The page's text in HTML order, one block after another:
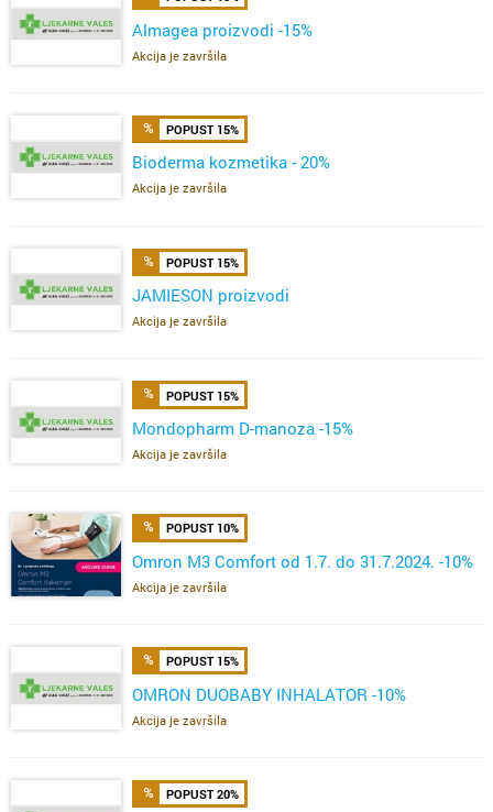
Almagea proizvodi -15%
Akcija je završila
POPUST 15%
Bioderma kozmetika - 20%
Akcija je završila
POPUST 15%
JAMIESON proizvodi
Akcija je završila
POPUST 15%
Mondopharm D-manoza -15%
Akcija je završila
POPUST 10%
Omron M3 Comfort od 1.7. do 31.7.2024. -10%
Akcija je završila
POPUST 15%
OMRON DUOBABY INHALATOR -10%
Akcija je završila
POPUST 20%